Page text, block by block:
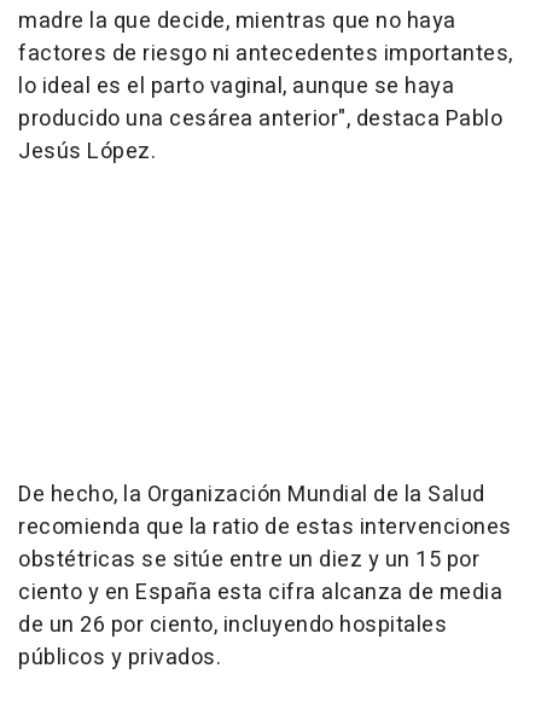
madre la que decide, mientras que no haya
factores de riesgo ni antecedentes importantes,
lo ideal es el parto vaginal, aunque se haya
producido una cesárea anterior", destaca Pablo
Jesús López.
De hecho, la Organización Mundial de la Salud
recomienda que la ratio de estas intervenciones
obstétricas se sitúe entre un diez y un 15 por
ciento y en España esta cifra alcanza de media
de un 26 por ciento, incluyendo hospitales
públicos y privados.